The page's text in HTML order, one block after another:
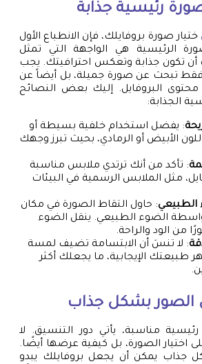
رئيسية جذابة
ختيار صورة بروفايلك، فإن الانطباع الأول
الرئيسية هي الواجهة التي تمثل
تكون جذابة وتعكس احترافيتك. يجب
تبحث عن صورة جميلة، بل أيضاً عن
البروفايل. إليك بعض النصائح
الجذابة:
: يفضل استخدام خلفية بسيطة أو
الأبيض أو الرمادي، بحيث تبرز وجهك
: تأكد من أنك ترتدي ملابس مناسبة
مثل الملابس الرسمية في البيئات
الطبيعي: حاول التقاط الصورة في مكان
الضوء الطبيعي. ينقل الضوء
من الود والراحة.
: لا تنسَ أن الابتسامة تضيف لمسة
طبيعتك الإيجابية، ما يجعلك أكثر
الصور بشكل جذاب
مناسبة، يأتي دور التنسيق. لا
اختيار الصورة، بل كيفية عرضها أيضًا.
جذاب يمكن أن يجعل بروفايلك يبدو